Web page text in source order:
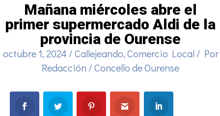
Mañana miércoles abre el
primer supermercado Aldi de la
provincia de Ourense
octubre 1, 2024 /Callejeando,Comercio Local / Por
Redacción /Concello de Ourense